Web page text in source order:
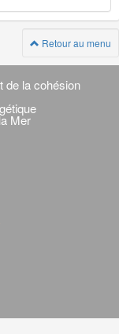
Retour au menu
de la cohésion
Mer